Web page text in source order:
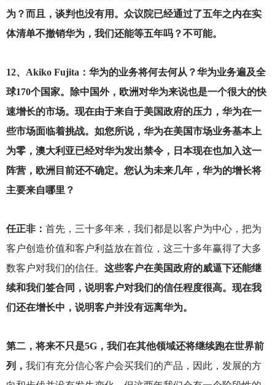
为？而且，谈判也没有用。众议院已经通过了五年之内在实
体清单不撤销华为，我们还能等五年吗？不可能。
12、Akiko Fujita：华为的业务将何去何从？华为业务遍及全
球170个国家。除中国外，欧洲对华为来说也是一个很大的快
速增长的市场。现在由于来自于美国政府的压力，华为在一
些市场面临着挑战。如您所说，华为在美国市场业务基本上
为零，澳大利亚已经对华为发出禁令，日本现在也加入这一
阵营，欧洲目前还不确定。您认为未来几年，华为的增长将
主要来自哪里？
任正非： 首先，三十多年来，我们都是以客户为中心，把为
客户创造价值和客户利益放在首位，这三十多年赢得了大多
数客户对我们的信任。 这些客户在美国政府的威逼下还能继
续和我们签合同，说明客户对我们的信任程度很高。现在我
们还在增长中，说明客户并没有远离华为。
第二，将来不只是5G，我们在其他领域还将继续跑在世界前
列， 我们有充分信心客户会买我们的产品，因此，发展的方